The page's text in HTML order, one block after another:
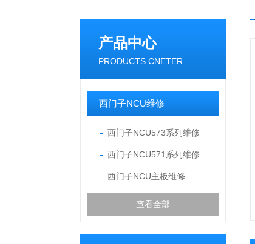
产品中心
PRODUCTS CNETER
西门子NCU维修
西门子NCU573系列维修
西门子NCU571系列维修
西门子NCU主板维修
查看全部